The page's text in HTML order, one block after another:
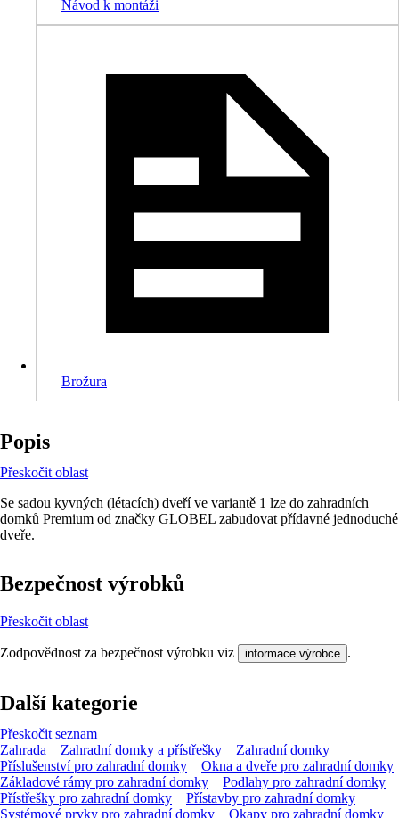
Návod k montáži
Brožura
Popis
Přeskočit oblast
Se sadou kyvných (létacích) dveří ve variantě 1 lze do zahradních
domků Premium od značky GLOBEL zabudovat přídavné jednoduché
dveře.
Bezpečnost výrobků
Přeskočit oblast
Zodpovědnost za bezpečnost výrobku viz informace výrobce .
Další kategorie
Přeskočit seznam
Zahrada
Zahradní domky a přístřešky
Zahradní domky
Příslušenství pro zahradní domky
Okna a dveře pro zahradní domky
Základové rámy pro zahradní domky
Podlahy pro zahradní domky
Přístřešky pro zahradní domky
Přístavby pro zahradní domky
Systémové prvky pro zahradní domky
Okapy pro zahradní domky